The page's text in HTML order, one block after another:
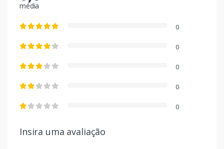
média
0
0
0
0
0
Insira uma avaliação